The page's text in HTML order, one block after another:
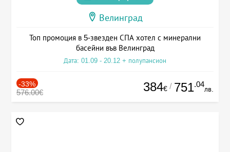
Велинград
Топ промоция в 5-звезден СПА хотел с минерални
басейни във Велинград
Дата: 01.09 - 20.12 + полупансион
-33%
576.00€ 384€ / 751.04
лв.